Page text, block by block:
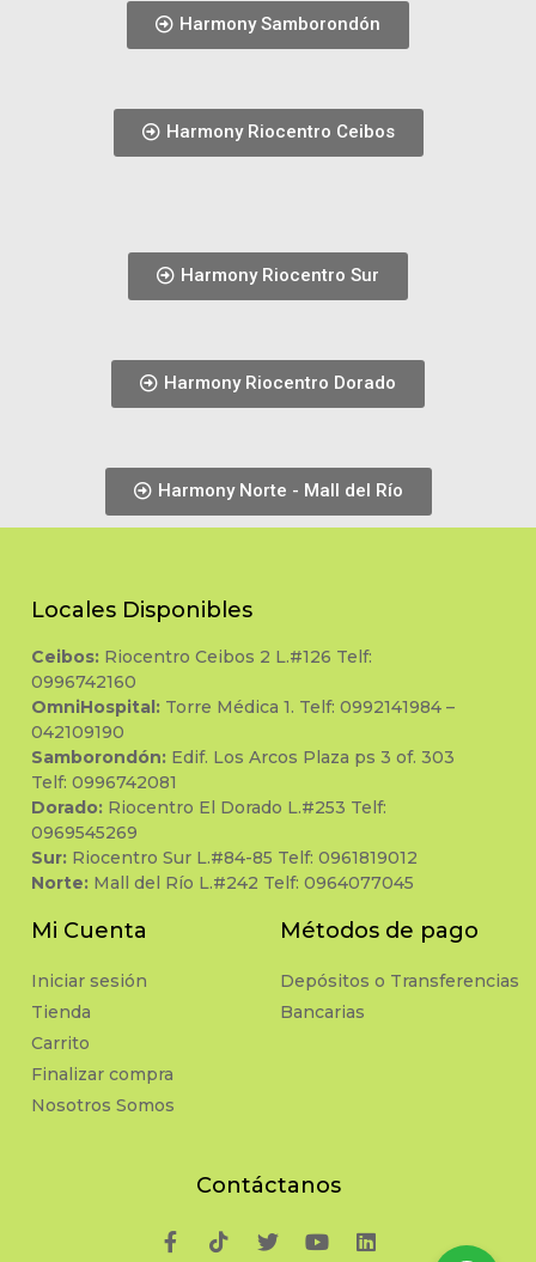
Harmony Samborondón
Harmony Riocentro Ceibos
Harmony Riocentro Sur
Harmony Riocentro Dorado
Harmony Norte - Mall del Río
Locales Disponibles
Ceibos: Riocentro Ceibos 2 L.#126 Telf:
0996742160
OmniHospital: Torre Médica 1. Telf: 0992141984 –
042109190
Samborondón: Edif. Los Arcos Plaza ps 3 of. 303
Telf: 0996742081
Dorado: Riocentro El Dorado L.#253 Telf:
0969545269
Sur: Riocentro Sur L.#84-85 Telf: 0961819012
Norte: Mall del Río L.#242 Telf: 0964077045
Mi Cuenta
Iniciar sesión
Tienda
Carrito
Finalizar compra
Nosotros Somos
Métodos de pago
Depósitos o Transferencias
Bancarias
Contáctanos